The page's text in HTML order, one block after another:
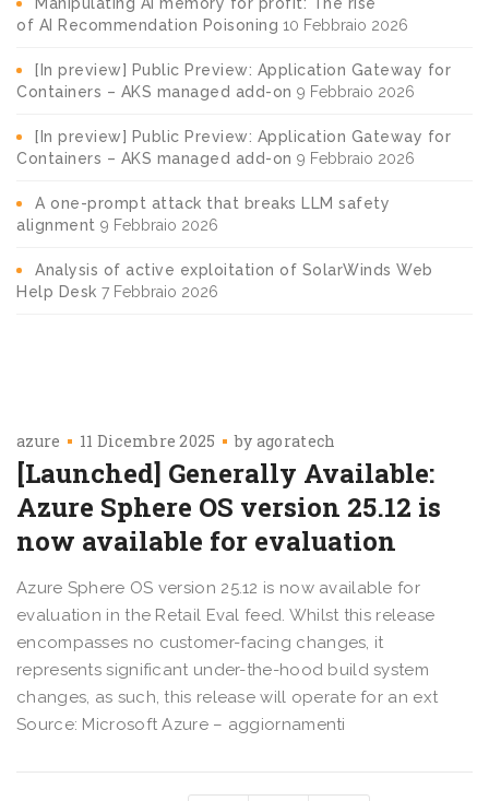
of AI Recommendation Poisoning 10 Febbraio 2026
[In preview] Public Preview: Application Gateway for
Containers – AKS managed add-on 9 Febbraio 2026
[In preview] Public Preview: Application Gateway for
Containers – AKS managed add-on 9 Febbraio 2026
A one-prompt attack that breaks LLM safety
alignment 9 Febbraio 2026
Analysis of active exploitation of SolarWinds Web
Help Desk 7 Febbraio 2026
azure 11 Dicembre 2025 by agoratech
[Launched] Generally Available:
Azure Sphere OS version 25.12 is
now available for evaluation
Azure Sphere OS version 25.12 is now available for
evaluation in the Retail Eval feed. Whilst this release
encompasses no customer-facing changes, it
represents significant under-the-hood build system
changes, as such, this release will operate for an ext
Source: Microsoft Azure – aggiornamenti